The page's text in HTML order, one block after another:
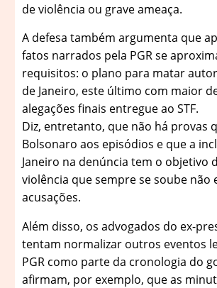
de violência ou grave ameaça.
A defesa também argumenta que
fatos narrados pela PGR se
requisitos: o plano para matar
de Janeiro, este último com maior
alegações finais entregue ao STF.
Diz, entretanto, que não há provas
Bolsonaro aos episódios e que a
Janeiro na denúncia tem o objetivo
violência que sempre se soube não
acusações.
Além disso, os advogados do ex-
tentam normalizar outros eventos
PGR como parte da cronologia do
afirmam, por exemplo, que as